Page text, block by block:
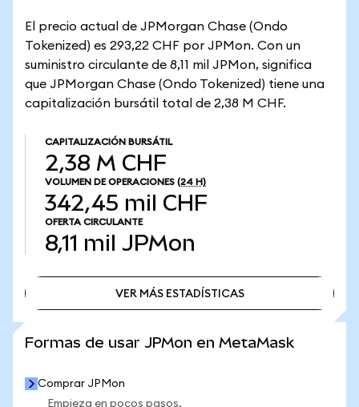
El precio actual de JPMorgan Chase (Ondo
Tokenized) es 293,22 CHF por JPMon. Con un
suministro circulante de 8,11 mil JPMon, significa
que JPMorgan Chase (Ondo Tokenized) tiene una
capitalización bursátil total de 2,38 M CHF.
CAPITALIZACIÓN BURSÁTIL
2,38 M CHF
VOLUMEN DE OPERACIONES (24 H)
342,45 mil CHF
OFERTA CIRCULANTE
8,11 mil JPMon
VER MÁS ESTADÍSTICAS
Formas de usar JPMon en MetaMask
Comprar JPMon
Empieza en pocos pasos.